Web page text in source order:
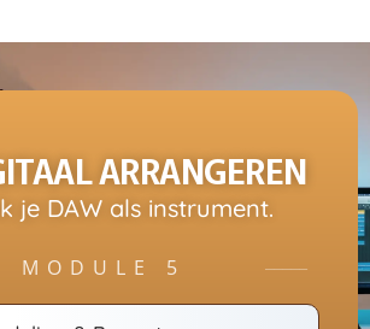
ARRANGEREN
je DAW als instrument.
MODULE 5 ─────